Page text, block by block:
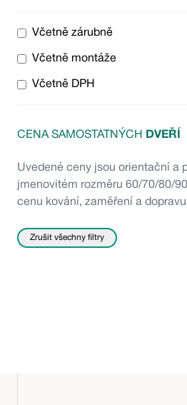
Včetně zárubně
Včetně montáže
Včetně DPH
CENA SAMOSTATNÝCH DVEŘÍ
Uvedené ceny jsou orientační a
jmenovitém rozměru 60/70/80/
cenu kování, zaměření a
Zrušit všechny filtry